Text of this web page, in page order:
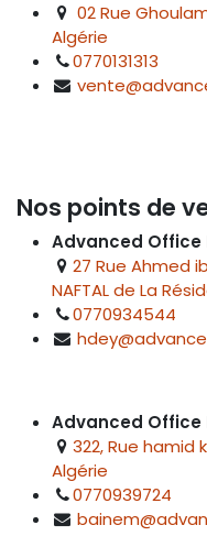
02 Rue
Algérie
0770131313
Nos points de
Advanced Office
27 Rue Ahmed
NAFTAL de La
0770934544
Advanced Office
322, Rue hamid
Algérie
0770939724